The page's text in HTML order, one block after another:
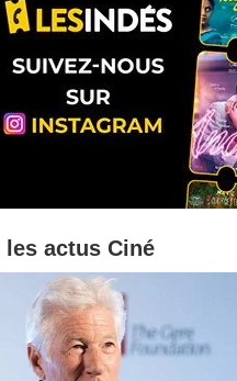
les actus Ciné